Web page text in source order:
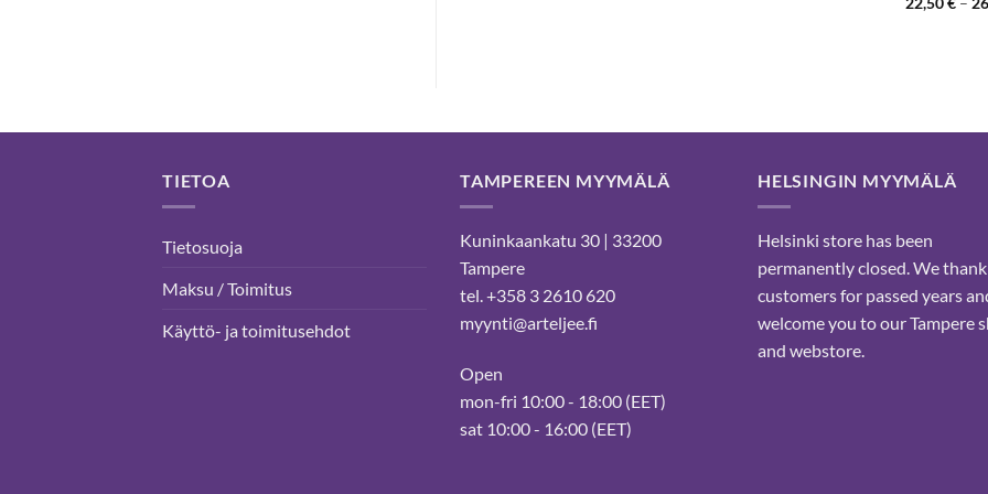
TIETOA
Tietosuoja
Maksu / Toimitus
Käyttö- ja toimitusehdot
TAMPEREEN MYYMÄLÄ
Kuninkaankatu 30 | 33200
Tampere
tel. +358 3 2610 620
myynti@arteljee.fi
Open
mon-fri 10:00 - 18:00 (EET)
sat 10:00 - 16:00 (EET)
HELSINGIN MYYMÄLÄ
Helsinki store has been
permanently closed. We
customers for passed years
welcome you to our Tampere
and webstore.